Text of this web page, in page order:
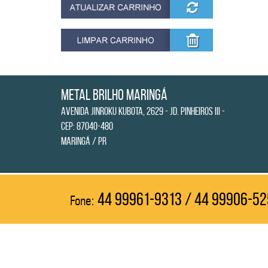
Metal Brilho Maringá
Avenida Jinroku Kubota, 2629 - Jd. Pinheiros III -
CEP: 87040-480
Maringá / PR
Fone: 44 99961-9313 / 44 99906-